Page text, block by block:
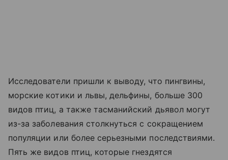
Исследователи пришли к выводу, что пингвины,
морские котики и львы, дельфины, больше 300
видов птиц, а также тасманийский дьявол могут
из-за заболевания столкнуться с сокращением
популяции или более серьезными последствиями.
Пять же видов птиц, которые гнездятся